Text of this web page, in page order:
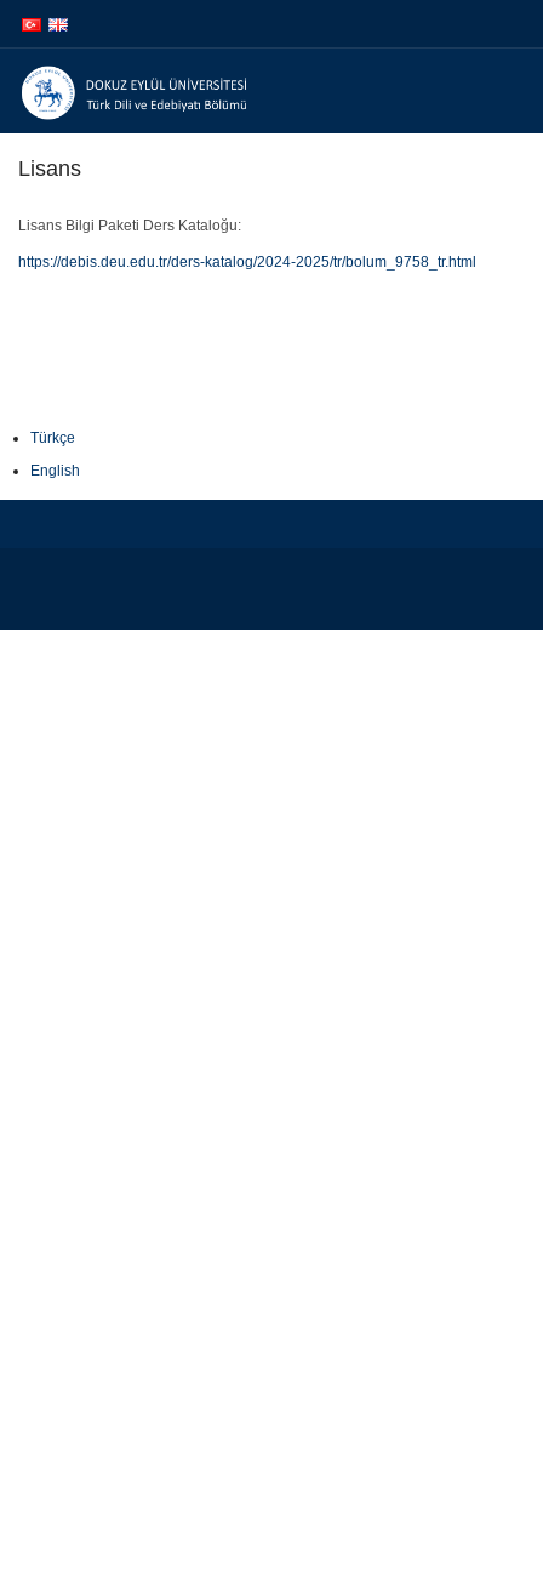
atla
atla
Lisans
Lisans Bilgi Paketi Ders Kataloğu:
https://debis.deu.edu.tr/ders-katalog/2024-2025/tr/bolum_9758_tr.html
Türkçe
English